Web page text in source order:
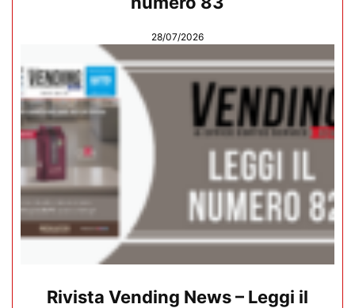
28/07/2026
Rivista Vending News – Leggi il